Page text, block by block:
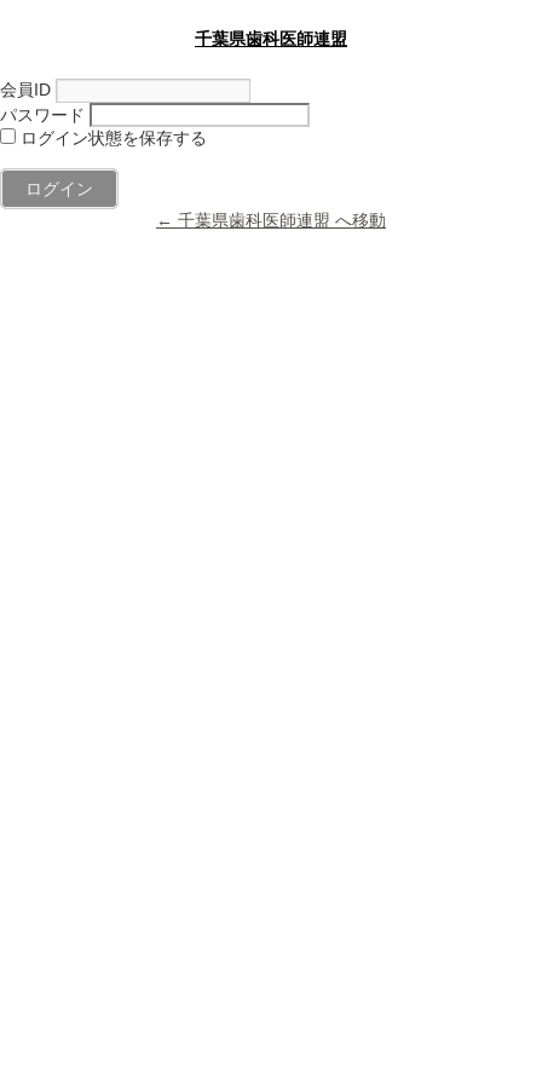
千葉県歯科医師連盟
会員ID
パスワード
ログイン状態を保存する
← 千葉県歯科医師連盟 へ移動